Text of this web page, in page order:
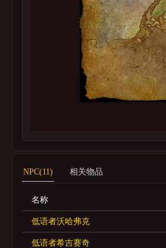
NPC(11) 相关物品
名称
低语者沃哈弗克
低语者希吉赛奇